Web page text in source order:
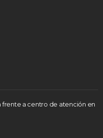
frente a centro de atención en